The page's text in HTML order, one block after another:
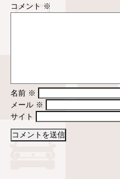
コメント ※
名前 ※
メール ※
サイト